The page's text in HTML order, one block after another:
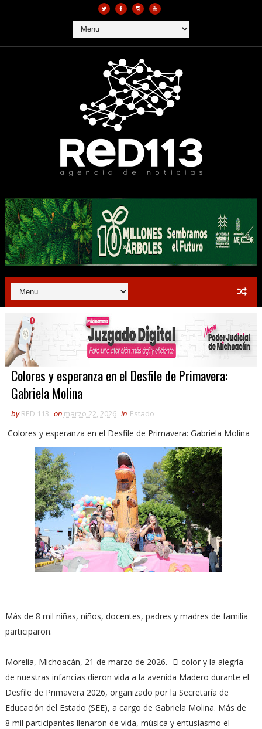
Colores y esperanza en el Desfile de Primavera:
Gabriela Molina
by RED 113 on marzo 22, 2026 in Estado
Colores y esperanza en el Desfile de Primavera: Gabriela Molina
Más de 8 mil niñas, niños, docentes, padres y madres de familia
participaron.
Morelia, Michoacán, 21 de marzo de 2026.- El color y la alegría
de nuestras infancias dieron vida a la avenida Madero durante el
Desfile de Primavera 2026, organizado por la Secretaría de
Educación del Estado (SEE), a cargo de Gabriela Molina. Más de
8 mil participantes llenaron de vida, música y entusiasmo el